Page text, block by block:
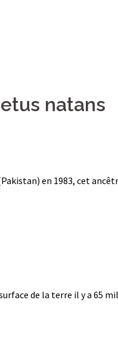
natans
en 1983, cet
de la terre il y a 65